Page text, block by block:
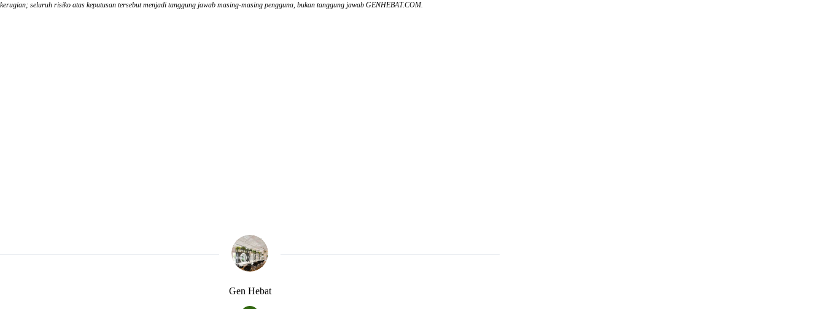
kerugian; seluruh risiko atas keputusan tersebut menjadi tanggung jawab masing-masing pengguna, bukan tanggung jawab GENHEBAT.COM.
Gen Hebat